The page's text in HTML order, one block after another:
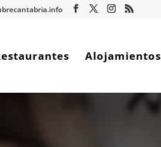
Alojamientos